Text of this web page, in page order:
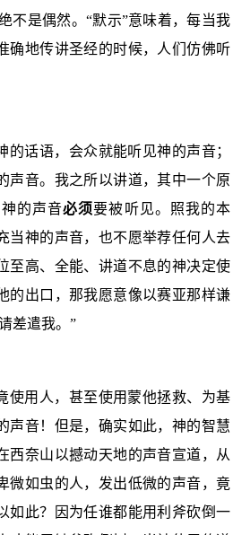
不是偶然。“默示”意味着，每当我
确地传讲圣经的时候，人们仿佛听
的话语，会众就能听见神的声音；
声音。我之所以讲道，其中一个原
的声音必须要被听见。照我的本
当神的声音，也不愿举荐任何人去
至高、全能、讲道不息的神决定使
的出口，那我愿意像以赛亚那样谦
差遣我。”
使用人，甚至使用蒙他拯救、为基
声音！但是，确实如此，神的智慧
西奈山以撼动天地的声音宣道，从
微如虫的人，发出低微的声音，竟
如此？因为任谁都能用利斧砍倒一